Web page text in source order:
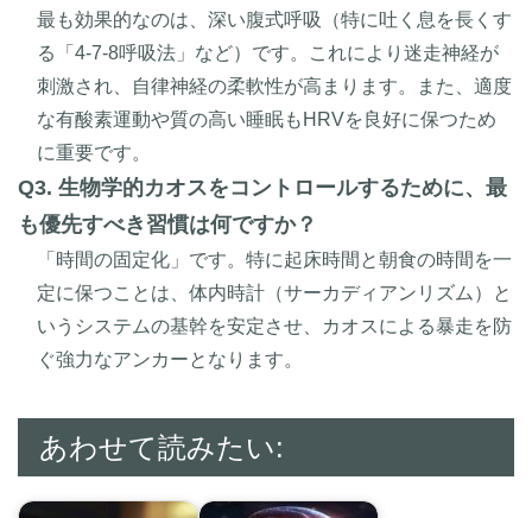
最も効果的なのは、深い腹式呼吸（特に吐く息を長くす
る「4-7-8呼吸法」など）です。これにより迷走神経が
刺激され、自律神経の柔軟性が高まります。また、適度
な有酸素運動や質の高い睡眠もHRVを良好に保つため
に重要です。
Q3. 生物学的カオスをコントロールするために、最
も優先すべき習慣は何ですか？
「時間の固定化」です。特に起床時間と朝食の時間を一
定に保つことは、体内時計（サーカディアンリズム）と
いうシステムの基幹を安定させ、カオスによる暴走を防
ぐ強力なアンカーとなります。
あわせて読みたい: